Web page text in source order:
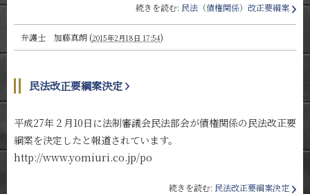
続きを読む: 民法（債権関係）改正要綱案
弁護士 加藤真朗 (2015年2月18日 17:54)
民法改正要綱案決定
平成27年２月10日に法制審議会民法部会が債権関係の民法改正要
綱案を決定したと報道されています。
http://www.yomiuri.co.jp/po
続きを読む: 民法改正要綱案決定